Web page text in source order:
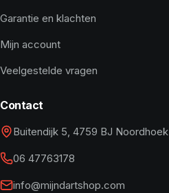
Garantie en klachten
Mijn account
Veelgestelde vragen
Contact
Buitendijk 5, 4759 BJ Noordhoek
06 47763178
info@mijndartshop.com